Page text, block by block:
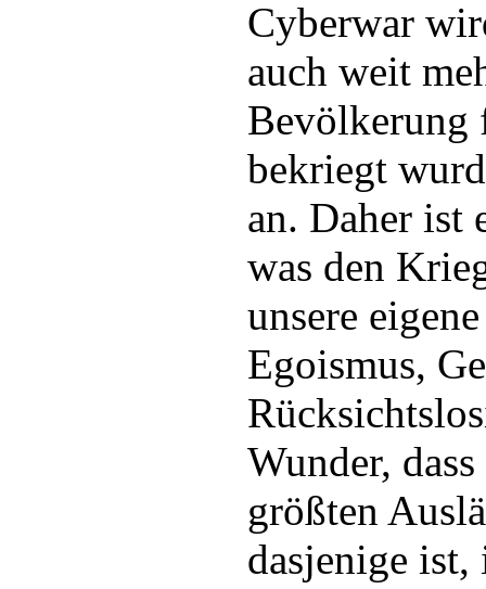
Cyberwar
auch weit
Bevölkerung
bekriegt
an. Daher ist
was den
unsere
Egoismus,
Wunder,
größten
dasjenige